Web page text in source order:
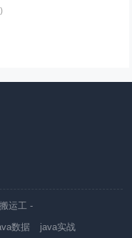
运工 -
数据 java实战